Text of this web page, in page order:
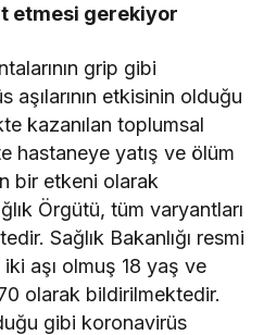
etmesi gerekiyor
grip gibi
etkisinin olduğu
kazanılan toplumsal
hastaneye yatış ve ölüm
bir etkeni olarak
Örgütü, tüm varyantları
Sağlık Bakanlığı resmi
aşı olmuş 18 yaş ve
olarak bildirilmektedir.
gibi koronavirüs